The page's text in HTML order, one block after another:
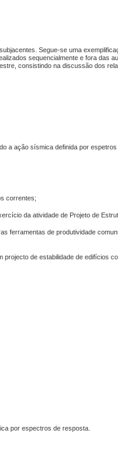
Segue-se uma
sequencialmente e fora das
consistindo na discussão dos
a ação sísmica definida por
correntes;
da atividade de Projeto de
ferramentas de produtividade
projecto de estabilidade de edifícios
por espectros de resposta.